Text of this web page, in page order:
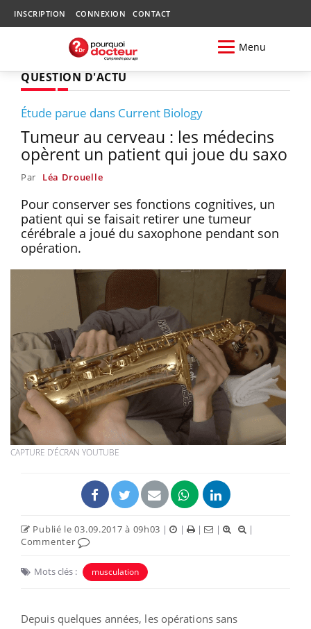
INSCRIPTION CONNEXION CONTACT
Menu
QUESTION D'ACTU
Étude parue dans Current Biology
Tumeur au cerveau : les médecins
opèrent un patient qui joue du saxo
Par Léa Drouelle
Pour conserver ses fonctions cognitives, un
patient qui se faisait retirer une tumeur
cérébrale a joué du saxophone pendant son
opération.
CAPTURE D'ÉCRAN YOUTUBE
Publié le 03.09.2017 à 09h03 | | | |
|
Commenter
Mots clés : musculation
Depuis quelques années, les opérations sans